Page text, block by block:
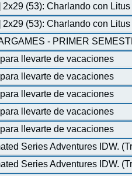
2x29 (53): Charlando con
2x29 (53): Charlando con
- PRIMER
llevarte de vacaciones
llevarte de vacaciones
llevarte de vacaciones
llevarte de vacaciones
llevarte de vacaciones
Series Adventures IDW.
Series Adventures IDW.